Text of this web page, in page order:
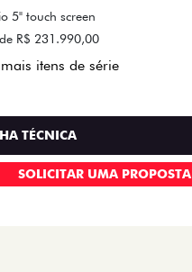
5" touch screen
R$ 231.990,00
itens de série
TÉCNICA
SOLICITAR UMA PROPOSTA